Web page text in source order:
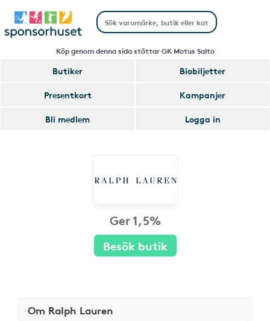
Köp genom denna sida stöttar GK Motus Salto
Butiker
Biobiljetter
Presentkort
Kampanjer
Bli medlem
Logga in
Ger 1,5%
Besök butik
Om Ralph Lauren